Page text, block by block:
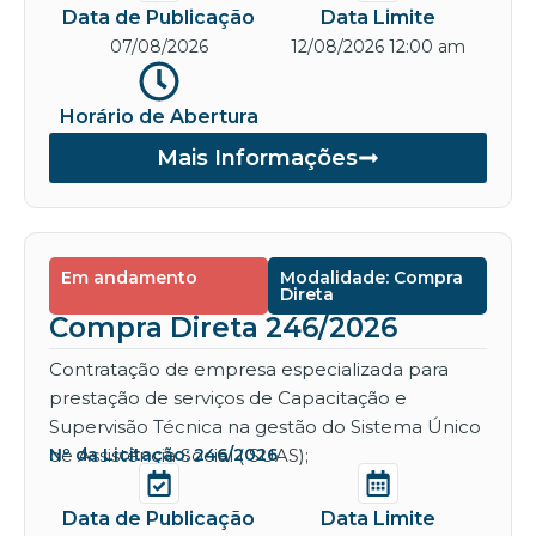
Data de Publicação
07/08/2026
Data Limite
12/08/2026 12:00 am
Horário de Abertura
Mais Informações
Em andamento Modalidade: Compra
Direta
Compra Direta 246/2026
Contratação de empresa especializada para
prestação de serviços de Capacitação e
Supervisão Técnica na gestão do Sistema Único
de Assistência Social ( SUAS);
Nº da Licitação: 246/2026
Data de Publicação Data Limite